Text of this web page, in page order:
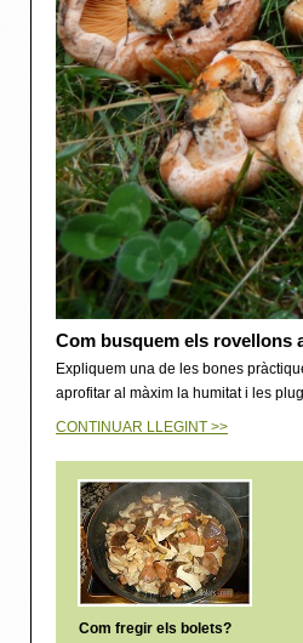
Com busquem els rovellons
Expliquem una de les bones
aprofitar al màxim la humitat i les
CONTINUAR LLEGINT >>
Com fregir els bolets?